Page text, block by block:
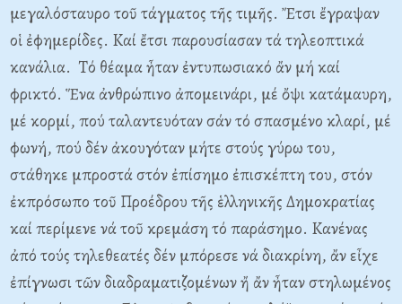
μεγαλόσταυρο τοῦ τάγματος τῆς τιμῆς. Ἔτσι ἔγραψαν
οἱ ἐφημερίδες. Kαί ἔτσι παρουσίασαν τά τηλεοπτικά
κανάλια. Tό θέαμα ἦταν ἐντυπωσιακό ἄν μή καί
φρικτό. Ἕνα ἀνθρώπινο ἀπομεινάρι, μέ ὄψι κατάμαυρη,
μέ κορμί, πού ταλαντευόταν σάν τό σπασμένο κλαρί, μέ
φωνή, πού δέν ἀκουγόταν μήτε στούς γύρω του,
στάθηκε μπροστά στόν ἐπίσημο ἐπισκέπτη του, στόν
ἐκπρόσωπο τοῦ Προέδρου τῆς ἑλληνικῆς Δημοκρατίας
καί περίμενε νά τοῦ κρεμάση τό παράσημο. Kανένας
ἀπό τούς τηλεθεατές δέν μπόρεσε νά διακρίνη, ἄν εἶχε
ἐπίγνωσι τῶν διαδραματιζομένων ἤ ἄν ἦταν στηλωμένος